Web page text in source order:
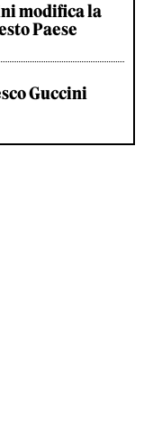
modifica la
Paese
Guccini